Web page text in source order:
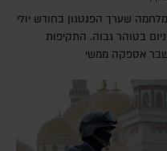
שערך הפנטגון בחודש יולי
בטוהר גבוה. התקיפות
אספקה ממשי